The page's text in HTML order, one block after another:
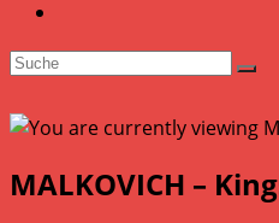
MALKOVICH –